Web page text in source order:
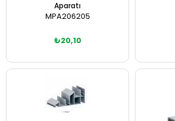
Aparatı
MPA206205
₺20,10